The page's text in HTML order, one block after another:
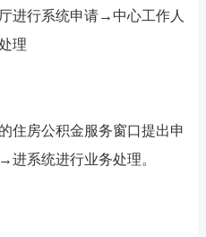
进行系统申请→中心工作人
理
房公积金服务窗口提出申
系统进行业务处理。